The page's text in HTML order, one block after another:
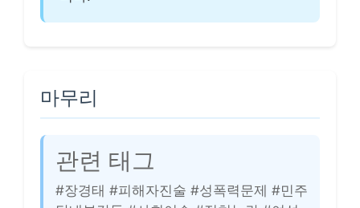
마무리
관련 태그
#장경태 #피해자진술 #성폭력문제 #민주